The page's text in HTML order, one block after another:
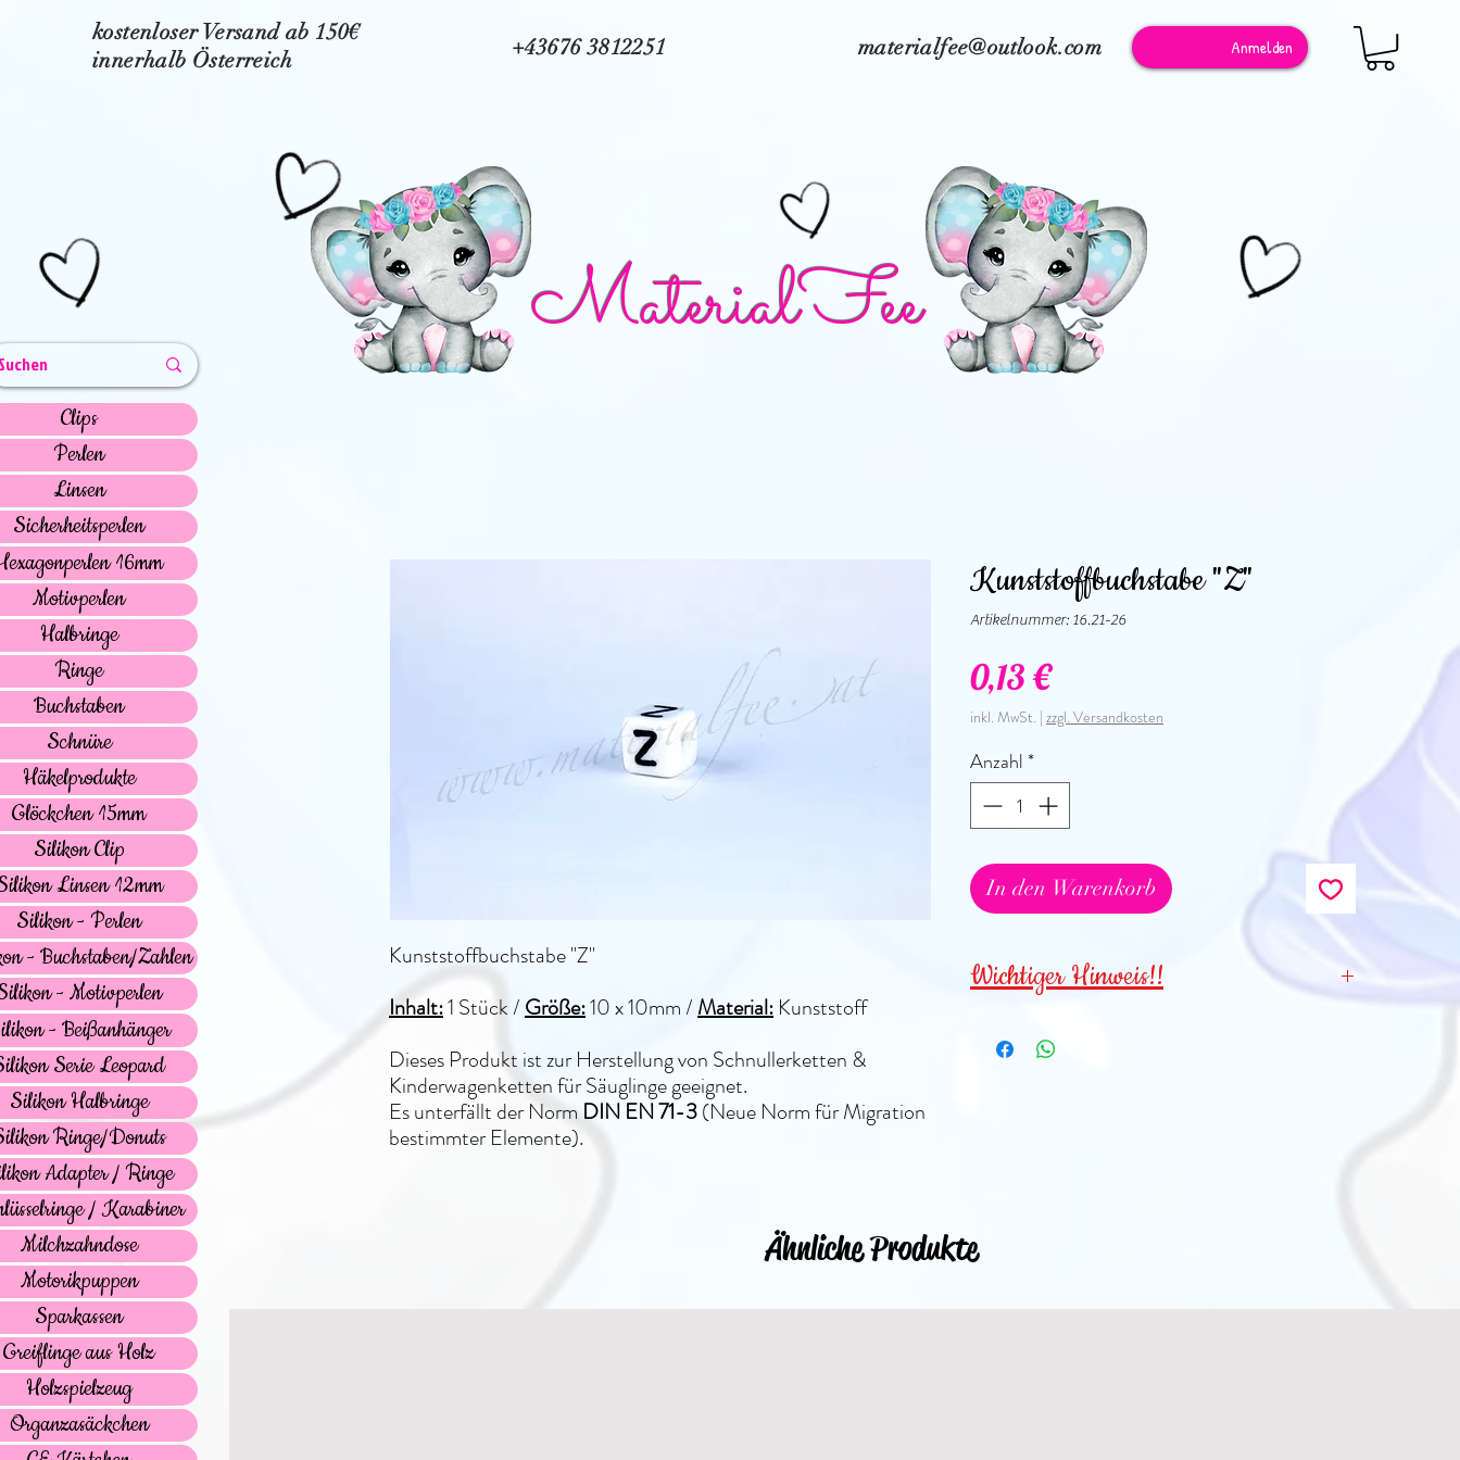
kostenloser Versand ab 150€
innerhalb Österreich
+43676 3812251 materialfee@outlook.com Anmelden
MaterialFee
Kunststoffbuchstabe "Z"
Inhalt:1 Stück /Größe:10 x 10mm/Material: Kunststoff
Dieses Produkt ist zur Herstellung von Schnullerketten &
Kinderwagenketten für Säuglinge geeignet.
Es unterfällt der Norm DIN EN 71-3(Neue Norm für Migration
bestimmter Elemente).
Kunststoffbuchstabe "Z"
Artikelnummer: 16.21-26
0,13 €Preis
inkl. MwSt. | zzgl. Versandkosten
Anzahl*
In den Warenkorb
Wichtiger Hinweis!!
unter 3 Jahren NICHT geeignet
Ähnliche Produkte
Clips
Perlen
Linsen
Sicherheitsperlen
16mm
Motivperlen
Halbringe
Ringe
Buchstaben
Schnüre
Häkelprodukte
Glöckchen 15mm
Silikon Clip
Linsen 12mm
Silikon - Perlen
- Buchstaben/Zahlen
- Motivperlen
- Beißanhänger
Serie Leopard
Silikon Halbringe
Ringe/Donuts
Adapter / Ringe
/ Karabiner
Milchzahndose
Motorikpuppen
Sparkassen
Greiflinge aus Holz
Holzspielzeug
Organzasäckchen